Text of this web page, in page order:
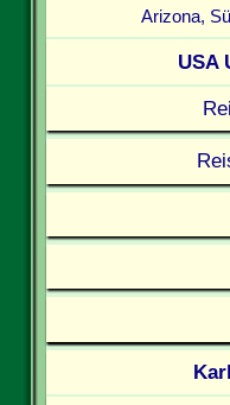
Arizona,
USA